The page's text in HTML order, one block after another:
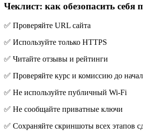
Чеклист: как обезопасить себя
✅ Проверяйте URL сайта
✅ Используйте только HTTPS
✅ Читайте отзывы и рейтинги
✅ Проверяйте курс и комиссию до
✅ Не используйте публичный Wi-Fi
✅ Не сообщайте приватные ключи
✅ Сохраняйте скриншоты всех этапов